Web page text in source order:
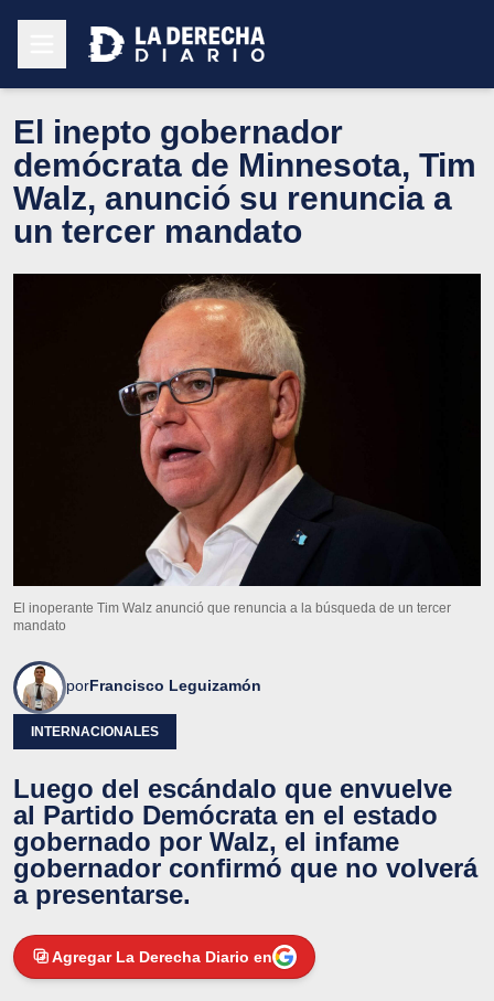
El inepto gobernador
demócrata de Minnesota, Tim
Walz, anunció su renuncia a
un tercer mandato
El inoperante Tim Walz anunció que renuncia a la búsqueda de un tercer
mandato
porFrancisco Leguizamón
INTERNACIONALES
Luego del escándalo que envuelve
al Partido Demócrata en el estado
gobernado por Walz, el infame
gobernador confirmó que no volverá
a presentarse.
Agregar La Derecha Diario en